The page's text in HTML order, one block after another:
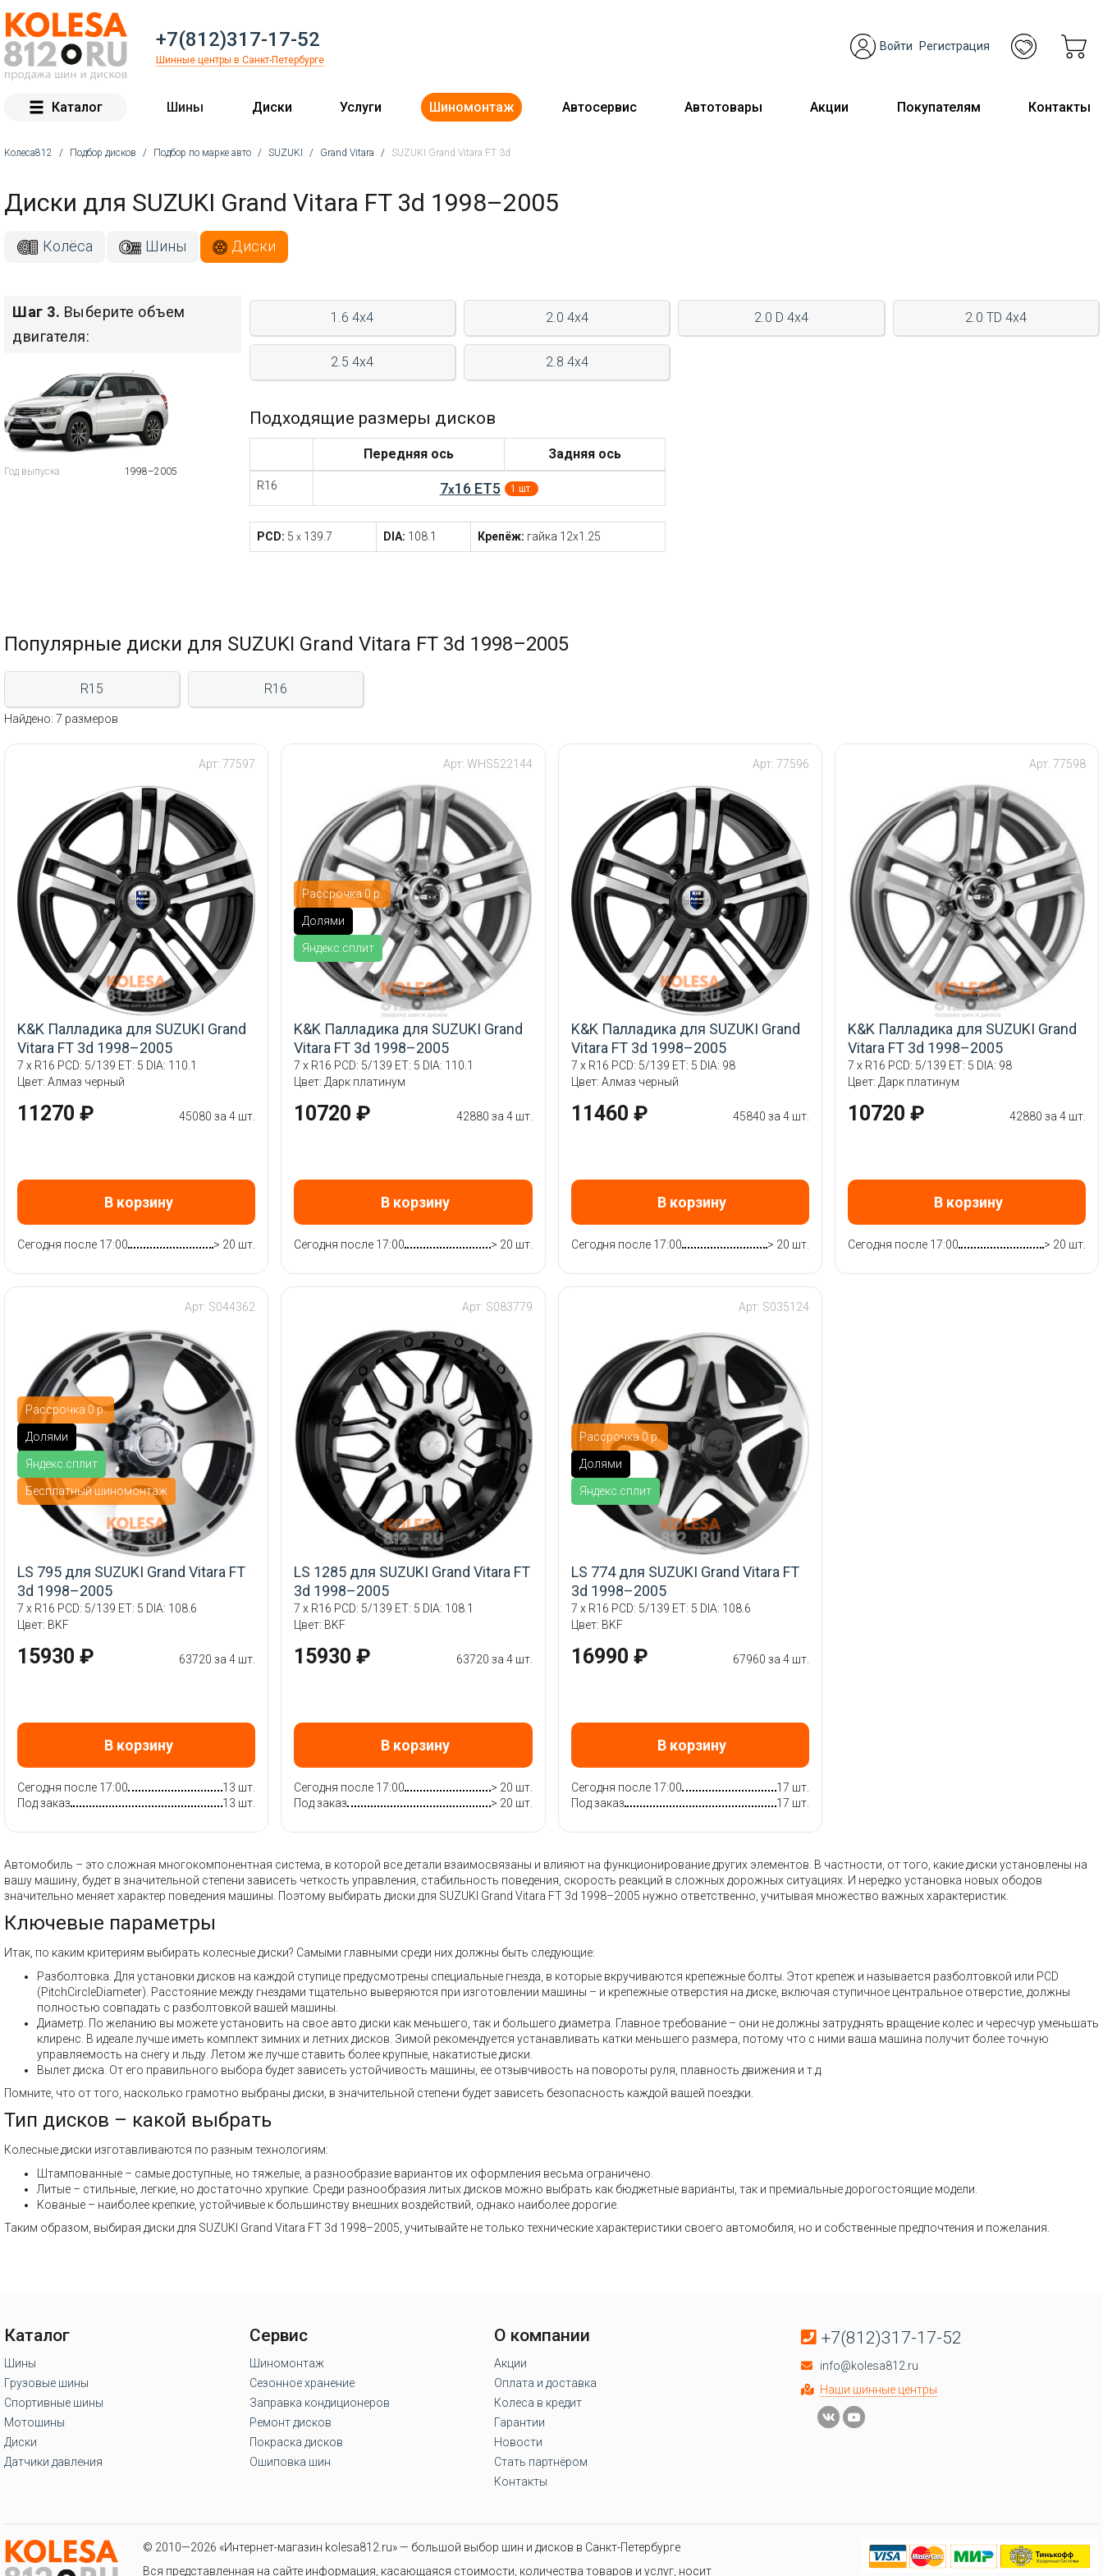
+7(812)317-17-52
Шинные центры в Санкт-Петербурге
Войти Регистрация
Каталог Шины Диски Услуги Шиномонтаж Автосервис Автотовары Акции Покупателям Контакты
Колеса812 / Подбор дисков / Подбор по марке авто / SUZUKI / Grand Vitara / SUZUKI Grand Vitara FT 3d
Диски для SUZUKI Grand Vitara FT 3d 1998–2005
Колёса Шины Диски
Шаг 3. Выберите объем
двигателя:
Год выпуска 1998–2005
1.6 4x4 2.0 4x4 2.0 D 4x4 2.0 TD 4x4
2.5 4x4 2.8 4x4
Подходящие размеры дисков
Передняя ось Задняя ось
R16 7x16 ET5 1 шт.
PCD: 5 x139.7 DIA: 108.1 Крепёж: гайка 12x1.25
Популярные диски для SUZUKI Grand Vitara FT 3d 1998–2005
R15 R16
Найдено: 7 размеров
Арт: 77597
K&K Палладика для SUZUKI Grand
Vitara FT 3d 1998–2005
7 x R16 PCD: 5/139 ET: 5 DIA: 110.1
Цвет: Алмаз черный
11270 ₽ 45080 за 4 шт.
В корзину
Сегодня после 17:00 > 20 шт.
Рассрочка 0 р.
Долями
Яндекс.сплит
Арт: WHS522144
K&K Палладика для SUZUKI Grand
Vitara FT 3d 1998–2005
7 x R16 PCD: 5/139 ET: 5 DIA: 110.1
Цвет: Дарк платинум
10720 ₽ 42880 за 4 шт.
В корзину
Сегодня после 17:00 > 20 шт.
Арт: 77596
K&K Палладика для SUZUKI Grand
Vitara FT 3d 1998–2005
7 x R16 PCD: 5/139 ET: 5 DIA: 98
Цвет: Алмаз черный
11460 ₽ 45840 за 4 шт.
В корзину
Сегодня после 17:00 > 20 шт.
Арт: 77598
K&K Палладика для SUZUKI Grand
Vitara FT 3d 1998–2005
7 x R16 PCD: 5/139 ET: 5 DIA: 98
Цвет: Дарк платинум
10720 ₽ 42880 за 4 шт.
В корзину
Сегодня после 17:00 > 20 шт.
Рассрочка 0 р.
Долями
Яндекс.сплит
Бесплатный шиномонтаж
Арт: S044362
LS 795 для SUZUKI Grand Vitara FT
3d 1998–2005
7 x R16 PCD: 5/139 ET: 5 DIA: 108.6
Цвет: BKF
15930 ₽ 63720 за 4 шт.
В корзину
Сегодня после 17:00
13 шт.
Под заказ
13 шт.
Арт: S083779
LS 1285 для SUZUKI Grand Vitara FT
3d 1998–2005
7 x R16 PCD: 5/139 ET: 5 DIA: 108.1
Цвет: BKF
15930 ₽ 63720 за 4 шт.
В корзину
Сегодня после 17:00
> 20 шт.
Под заказ
> 20 шт.
Рассрочка 0 р.
Долями
Яндекс.сплит
Арт: S035124
LS 774 для SUZUKI Grand Vitara FT
3d 1998–2005
7 x R16 PCD: 5/139 ET: 5 DIA: 108.6
Цвет: BKF
16990 ₽ 67960 за 4 шт.
В корзину
Сегодня после 17:00
17 шт.
Под заказ
17 шт.
Автомобиль – это сложная многокомпонентная система, в которой все детали взаимосвязаны и влияют на функционирование других элементов. В частности, от того, какие диски установлены на
вашу машину, будет в значительной степени зависеть четкость управления, стабильность поведения, скорость реакций в сложных дорожных ситуациях. И нередко установка новых ободов
значительно меняет характер поведения машины. Поэтому выбирать диски для SUZUKI Grand Vitara FT 3d 1998–2005 нужно ответственно, учитывая множество важных характеристик.
Ключевые параметры
Итак, по каким критериям выбирать колесные диски? Самыми главными среди них должны быть следующие:
Разболтовка. Для установки дисков на каждой ступице предусмотрены специальные гнезда, в которые вкручиваются крепежные болты. Этот крепеж и называется разболтовкой или PCD
(PitchCircleDiameter). Расстояние между гнездами тщательно выверяются при изготовлении машины – и крепежные отверстия на диске, включая ступичное центральное отверстие, должны
полностью совпадать с разболтовкой вашей машины.
Диаметр. По желанию вы можете установить на свое авто диски как меньшего, так и большего диаметра. Главное требование – они не должны затруднять вращение колес и чересчур уменьшать
клиренс. В идеале лучше иметь комплект зимних и летних дисков. Зимой рекомендуется устанавливать катки меньшего размера, потому что с ними ваша машина получит более точную
управляемость на снегу и льду. Летом же лучше ставить более крупные, накатистые диски.
Вылет диска. От его правильного выбора будет зависеть устойчивость машины, ее отзывчивость на повороты руля, плавность движения и т.д.
Помните, что от того, насколько грамотно выбраны диски, в значительной степени будет зависеть безопасность каждой вашей поездки.
Тип дисков – какой выбрать
Колесные диски изготавливаются по разным технологиям:
Штампованные – самые доступные, но тяжелые, а разнообразие вариантов их оформления весьма ограничено.
Литые – стильные, легкие, но достаточно хрупкие. Среди разнообразия литых дисков можно выбрать как бюджетные варианты, так и премиальные дорогостоящие модели.
Кованые – наиболее крепкие, устойчивые к большинству внешних воздействий, однако наиболее дорогие.
Таким образом, выбирая диски для SUZUKI Grand Vitara FT 3d 1998–2005, учитывайте не только технические характеристики своего автомобиля, но и собственные предпочтения и пожелания.
Каталог
Шины
Грузовые шины
Спортивные шины
Мотошины
Диски
Датчики давления
Сервис
Шиномонтаж
Сезонное хранение
Заправка кондиционеров
Ремонт дисков
Покраска дисков
Ошиповка шин
О компании
Акции
Оплата и доставка
Колеса в кредит
Гарантии
Новости
Стать партнёром
Контакты
+7(812)317-17-52
info@kolesa812.ru
Наши шинные центры
© 2010—2026 «Интернет-магазин kolesa812.ru» — большой выбор шин и дисков в Санкт-Петербурге
Вся представленная на сайте информация, касающаяся стоимости, количества товаров и услуг, носит